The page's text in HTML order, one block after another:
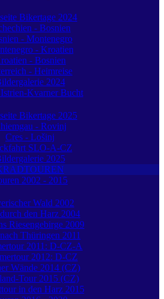
Bikertage 2024
- Bosnien
- Montenegro
- Kroatien
- Bosnien
- Heimreise
2024
Kvarner Bucht
Bikertage 2025
- Rovinj
Cres - Lošinj
SLO-A-CZ
2025
2002 - 2015
Wald 2002
den Harz 2004
Riesengebirge 2009
Thüringen 2011
2011: D-CZ-A
2012: D-CZ
Wände 2014 (CZ)
Tour 2015 (CZ)
in den Harz 2015